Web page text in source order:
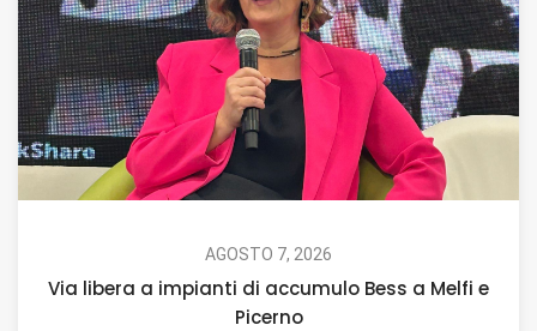
AGOSTO 7, 2026
Via libera a impianti di accumulo Bess a Melfi e
Picerno